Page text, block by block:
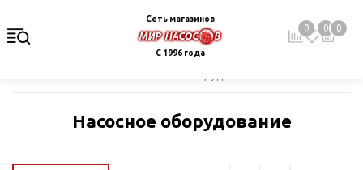
Сеть магазинов
С 1996 года
0 0 0
Насосное оборудование